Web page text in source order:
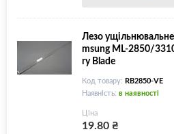
Лезо
msung ML-2850/
ry Blade
Код товару: RB2850-VE
Наявність: в наявності
Ціна
19.80₴